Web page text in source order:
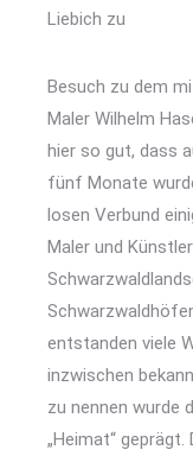
Liebich zu
Besuch zu dem
Maler Wilhelm
hier so gut, dass
fünf Monate
losen Verbund
Maler und
entstanden viele
inzwischen
zu nennen wurde
„Heimat“ geprägt.